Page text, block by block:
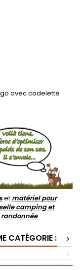
avec codelette
et matériel pour
camping et
CATÉGORIE :
>
<